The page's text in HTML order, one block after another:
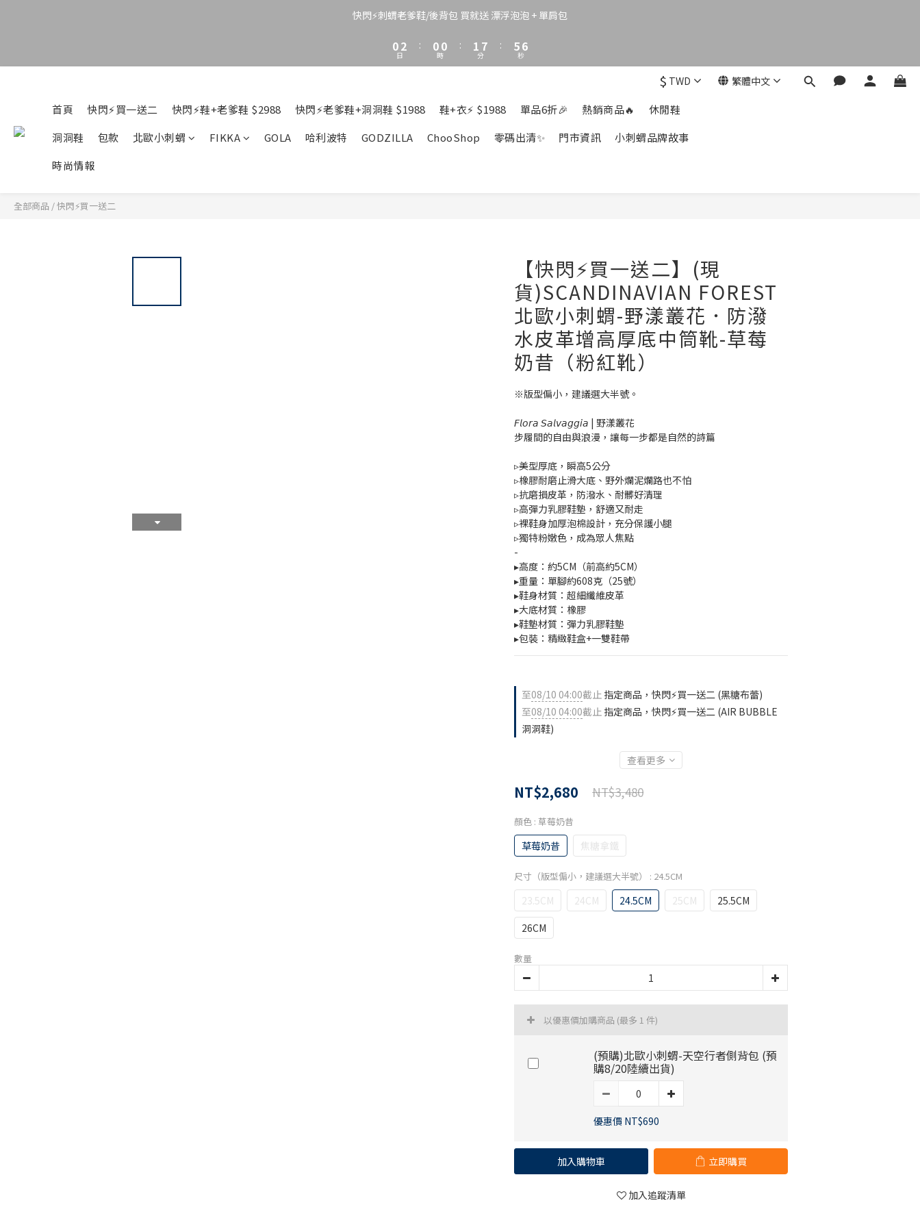
快閃⚡刺蝟老爹鞋/後背包 買就送 漂浮泡泡 + 單肩包
2
0
4
2
1
日
:
2
0
2
0
時
:
3
1
0
9
7
6
3
分
:
7
5
4
7
5
4
1
秒
$ TWD 繁體中文
首頁 快閃⚡買一送二 快閃⚡鞋+老爹鞋 $2988 快閃⚡老爹鞋+洞洞鞋 $1988 鞋+衣⚡ $1988 單品6折🎉 熱銷商品🔥
休閒鞋
洞洞鞋
包款 北歐小刺蝟 FIKKA GOLA 哈利波特 GODZILLA ChooShop 零碼出清✨ 門市資訊
小刺蝟品牌故事
時尚情報
全部商品 /快閃⚡買一送二
【快閃⚡買一送二】(現
貨)SCANDINAVIAN FOREST
北歐小刺蝟-野漾叢花．防潑
水皮革增高厚底中筒靴-草莓
奶昔（粉紅靴）
※版型偏小，建議選大半號。
𝘍𝘭𝘰𝘳𝘢 𝘚𝘢𝘭𝘷𝘢𝘨𝘨𝘪𝘢 | 野漾叢花
步履間的自由與浪漫，讓每一步都是自然的詩篇
▹美型厚底，瞬高5公分
▹橡膠耐磨止滑大底、野外爛泥爛路也不怕
▹抗磨損皮革，防潑水、耐髒好清理
▹高彈力乳膠鞋墊，舒適又耐走
▹裸鞋身加厚泡棉設計，充分保護小腿
▹獨特粉嫩色，成為眾人焦點
-
▸高度：約5CM（前高約5CM）
▸重量：單腳約608克（25號）
▸鞋身材質：超細纖維皮革
▸大底材質：橡膠
▸鞋墊材質：彈力乳膠鞋墊
▸包裝：精緻鞋盒+一雙鞋帶
至08/10 04:00截止 指定商品，快閃⚡買一送二 (黑糖布蕾)
至08/10 04:00截止 指定商品，快閃⚡買一送二 (AIR BUBBLE
洞洞鞋)
查看更多
NT$2,680 NT$3,480
顏色 : 草莓奶昔
草莓奶昔 焦糖拿鐵
尺寸（版型偏小，建議選大半號） : 24.5CM
23.5CM 24CM 24.5CM 25CM
25.5CM
26CM
數量
以優惠價加購商品 (最多 1 件)
(預購)北歐小刺蝟-天空行者側背包 (預
購8/20陸續出貨)
優惠價 NT$690
加入購物車 立即購買
加入追蹤清單